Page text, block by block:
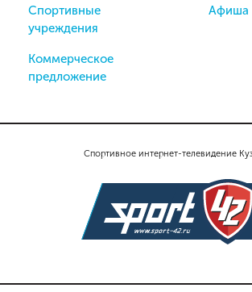
Спортивное интернет-телевидение
Спортивные
учреждения
Коммерческое
предложение
Афиша